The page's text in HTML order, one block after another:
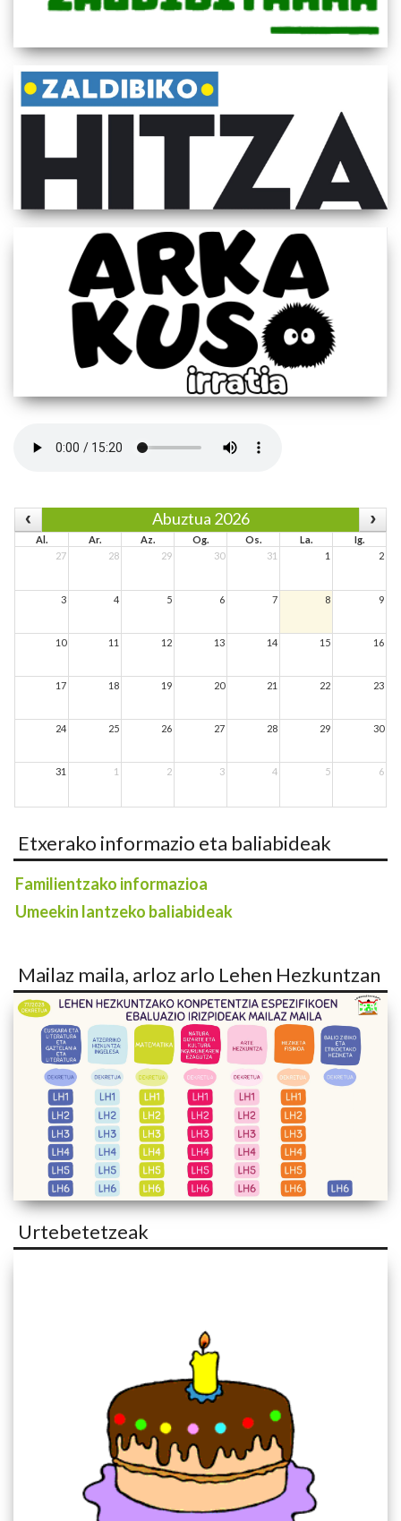
Abuztua 2026
Al. Ar. Az. Og. Os. La.
Ig.
27
28 29 30 31 1 2
3 4 5 6 7 8 9
10 11 12 13 14 15 16
17 18 19 20 21 22 23
24 25 26 27 28 29 30
31 1 2 3 4 5 6
Etxerako informazio eta baliabideak
Familientzako informazioa
Umeekin lantzeko baliabideak
Mailaz maila, arloz arlo Lehen Hezkuntzan
Urtebetetzeak